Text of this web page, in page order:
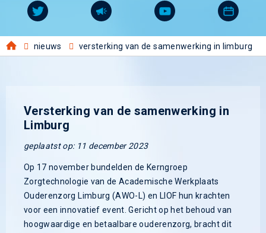
nieuws versterking van de samenwerking in limburg
Versterking van de samenwerking in
Limburg
geplaatst op: 11 december 2023
Op 17 november bundelden de Kerngroep
Zorgtechnologie van de Academische Werkplaats
Ouderenzorg Limburg (AWO-L) en LIOF hun krachten
voor een innovatief event. Gericht op het behoud van
hoogwaardige en betaalbare ouderenzorg, bracht dit